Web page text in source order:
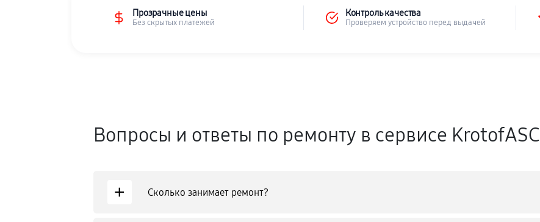
Прозрачные цены
Без скрытых платежей
Контроль качества
Проверяем устройство перед выдачей
Вопросы и ответы по ремонту в сервисе KrotofASC
+ Сколько занимает ремонт?